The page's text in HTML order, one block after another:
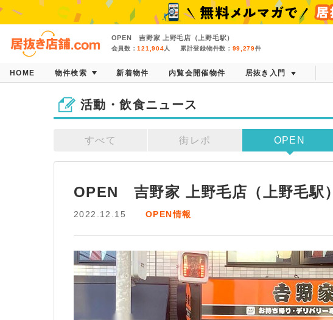
OPEN 吉野家 上野毛店（上野毛駅）
会員数：121,904人 累計登録物件数： 99,279件
HOME 物件検索 新着物件 内覧会開催物件 居抜き入門
活動・飲食ニュース
すべて 街レポ OPEN
OPEN　吉野家 上野毛店（上野毛駅）
2022.12.15 OPEN情報